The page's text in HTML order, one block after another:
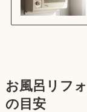
お風呂リフ
の目安